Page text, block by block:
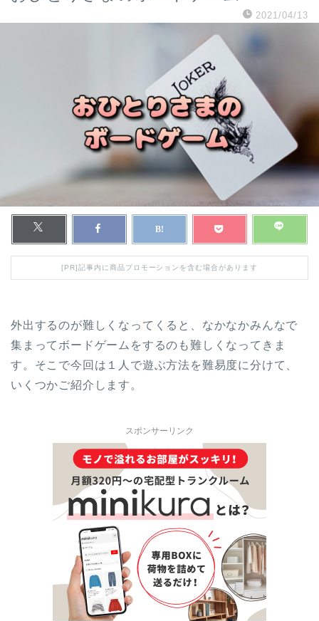
2021/04/13
[PR]記事内に商品プロモーションを含む場合があります
外出するのが難しくなってくると、なかなかみんなで
集まってボードゲームをするのも難しくなってきま
す。そこで今回は１人で遊ぶ方法を難易度に分けて、
いくつかご紹介します。
スポンサーリンク